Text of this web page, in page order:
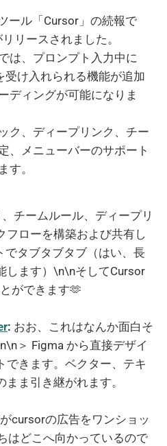
ール「Cursor」の続報で
リースされました。
は、プロンプト入力中に
受け入れられる機能が追加
ディングが可能になりま
ク、ディープリンク、チー
、メニューバーのサポート
す。
チームルール、ディープリ
フローを構築および共有し
でタブタブタブ（はい、長
します）\n\nそしてCursor
ができます🫶
: おお、これはなんか面白そ
＞ Figma から直接デザイ
できます。ベクター、テキ
ま引き継がれます。
cursorの広告をワンショッ
はどこへ向かっているので